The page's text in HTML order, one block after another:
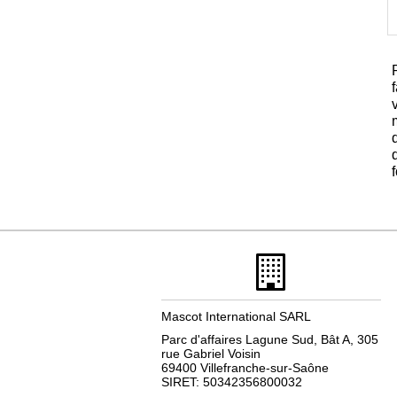
Mascot International SARL
Parc d'affaires Lagune Sud, Bât A, 305
rue Gabriel Voisin
69400 Villefranche-sur-Saône
SIRET: 50342356800032